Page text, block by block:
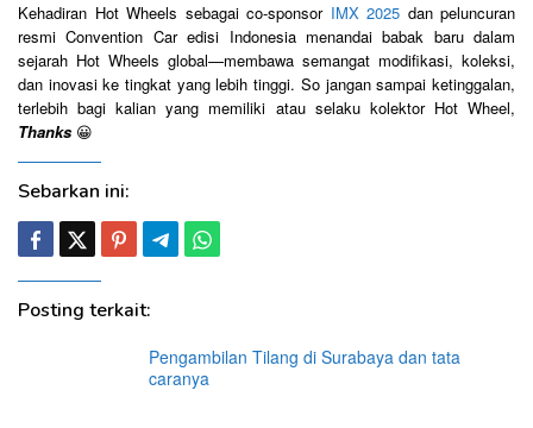
Kehadiran Hot Wheels sebagai co-sponsor IMX 2025 dan peluncuran
resmi Convention Car edisi Indonesia menandai babak baru dalam
sejarah Hot Wheels global—membawa semangat modifikasi, koleksi,
dan inovasi ke tingkat yang lebih tinggi. So jangan sampai ketinggalan,
terlebih bagi kalian yang memiliki atau selaku kolektor Hot Wheel,
Thanks 😀
Sebarkan ini:
Posting terkait:
Pengambilan Tilang di Surabaya dan tata
caranya